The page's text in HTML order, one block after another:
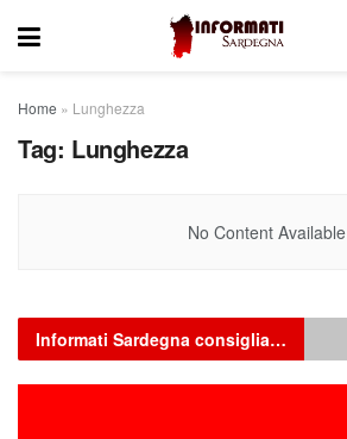
Home » Lunghezza
Tag: Lunghezza
No Content Available
Informati Sardegna consiglia…